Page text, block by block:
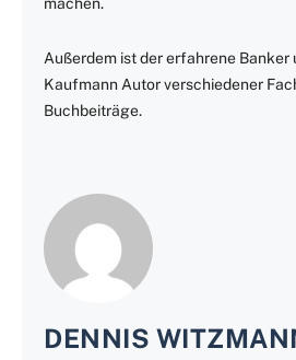
Außerdem ist der erfahrene Banker
Kaufmann Autor verschiedener
Buchbeiträge.
DENNIS